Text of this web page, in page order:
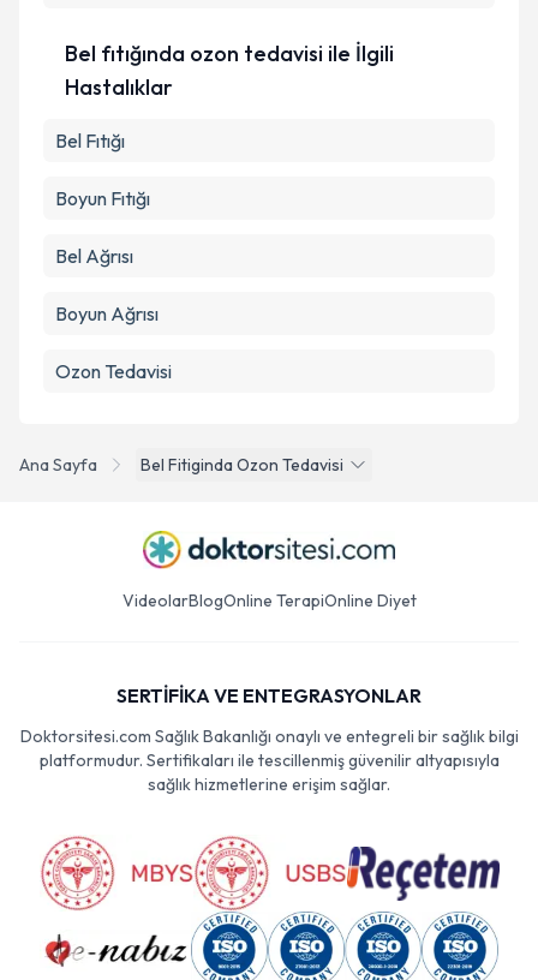
Ana Sayfa Bel Fitiginda Ozon Tedavisi
Bel fıtığında ozon tedavisi ile İlgili
Hastalıklar
Bel Fıtığı
Boyun Fıtığı
Bel Ağrısı
Boyun Ağrısı
Ozon Tedavisi
VideolarBlogOnline TerapiOnline Diyet
SERTİFİKA VE ENTEGRASYONLAR
Doktorsitesi.com Sağlık Bakanlığı onaylı ve entegreli bir sağlık bilgi
platformudur. Sertifikaları ile tescillenmiş güvenilir altyapısıyla
sağlık hizmetlerine erişim sağlar.